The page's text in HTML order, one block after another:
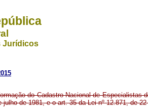
Jurídicos
do Cadastro Nacional de Especialistas
julho de 1981, e o art. 35 da Lei nº 12.871, de